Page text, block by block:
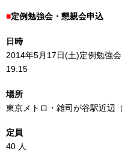
■定例勉強会・懇親会申込
日時
2014年5月17日(土)定例勉強
19:15
場所
東京メトロ・雑司が谷駅近辺
定員
40 人